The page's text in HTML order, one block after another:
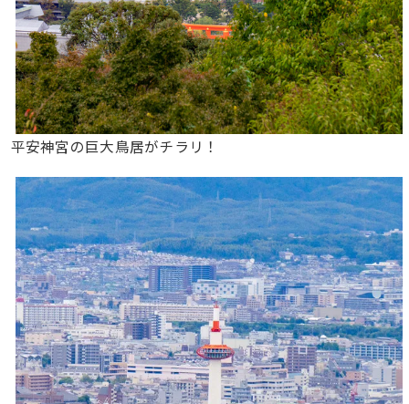
平安神宮の巨大鳥居がチラリ！